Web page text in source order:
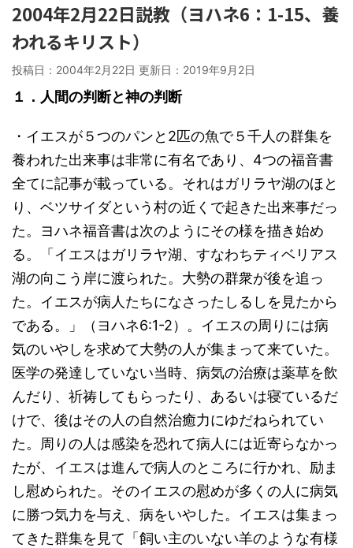
2004年2月22日説教（ヨハネ6：1-15、養
われるキリスト）
投稿日：2004年2月22日 更新日： 2019年9月2日
１．人間の判断と神の判断
・イエスが５つのパンと2匹の魚で５千人の群集を
養われた出来事は非常に有名であり、4つの福音書
全てに記事が載っている。それはガリラヤ湖のほと
り、ベツサイダという村の近くで起きた出来事だっ
た。ヨハネ福音書は次のようにその様を描き始め
る。「イエスはガリラヤ湖、すなわちティベリアス
湖の向こう岸に渡られた。大勢の群衆が後を追っ
た。イエスが病人たちになさったしるしを見たから
である。」（ヨハネ6:1-2）。イエスの周りには病
気のいやしを求めて大勢の人が集まって来ていた。
医学の発達していない当時、病気の治療は薬草を飲
んだり、祈祷してもらったり、あるいは寝ているだ
けで、後はその人の自然治癒力にゆだねられてい
た。周りの人は感染を恐れて病人には近寄らなかっ
たが、イエスは進んで病人のところに行かれ、励ま
し慰められた。そのイエスの慰めが多くの人に病気
に勝つ気力を与え、病をいやした。イエスは集まっ
てきた群集を見て「飼い主のいない羊のような有様